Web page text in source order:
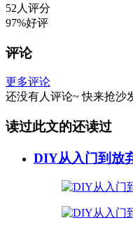
52人评分
97%好评
评论
更多评论
还没有人评论~ 快来抢沙
读过此文的还读过
DIY从入门到放